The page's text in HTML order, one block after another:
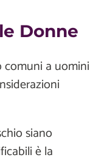
Donne
comuni a uomini
siano
è la